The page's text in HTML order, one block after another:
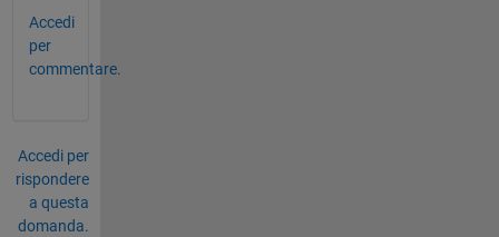
Accedi
per
commentare.
Accedi per
rispondere
a questa
domanda.